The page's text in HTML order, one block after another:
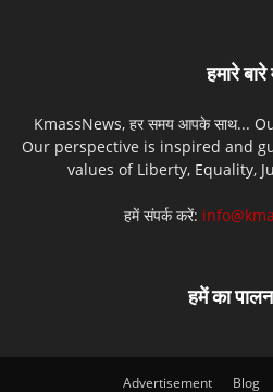
हमारे बारे
KmassNews, हर समय आपके साथ...
Our perspective is inspired and
values of Liberty, Equality,
हमें संपर्क करें:
हमें का
Advertisement Blog